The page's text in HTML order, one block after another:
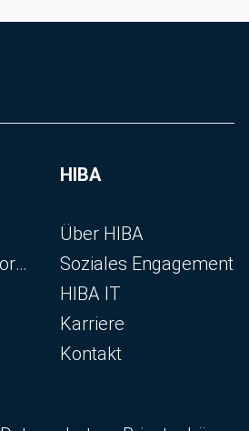
Job- und Projektportal
HIBA
Navigation überspringen
Über HIBA
Soziales Engagement
HIBA IT
Karriere
Kontakt